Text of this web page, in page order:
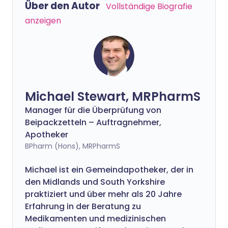
Über den Autor Vollständige Biografie
anzeigen
Michael Stewart, MRPharmS
Manager für die Überprüfung von
Beipackzetteln – Auftragnehmer,
Apotheker
BPharm (Hons), MRPharmS
Michael ist ein Gemeindapotheker, der in
den Midlands und South Yorkshire
praktiziert und über mehr als 20 Jahre
Erfahrung in der Beratung zu
Medikamenten und medizinischen